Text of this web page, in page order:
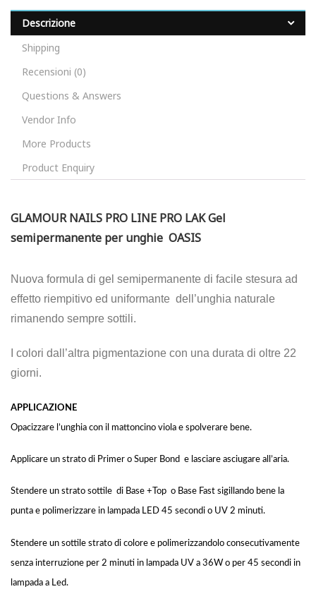
Descrizione
Shipping
Recensioni (0)
Questions & Answers
Vendor Info
More Products
Product Enquiry
GLAMOUR NAILS PRO LINE PRO LAK Gel
semipermanente per unghie OASIS
Nuova formula di gel semipermanente di facile stesura ad
effetto riempitivo ed uniformante dell’unghia naturale
rimanendo sempre sottili.
I colori dall’altra pigmentazione con una durata di oltre 22
giorni.
APPLICAZIONE
Opacizzare l’unghia con il mattoncino viola e spolverare bene.
Applicare un strato di Primer o Super Bond e lasciare asciugare all’aria.
Stendere un strato sottile di Base +Top o Base Fast sigillando bene la
punta e polimerizzare in lampada LED 45 secondi o UV 2 minuti.
Stendere un sottile strato di colore e polimerizzandolo consecutivamente
senza interruzione per 2 minuti in lampada UV a 36W o per 45 secondi in
lampada a Led.